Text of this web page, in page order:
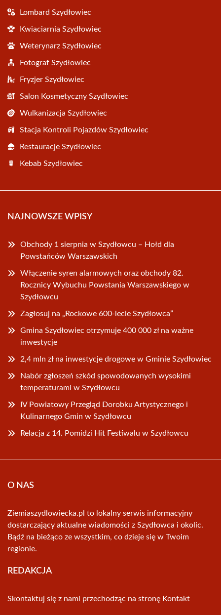
Lombard Szydłowiec
Kwiaciarnia Szydłowiec
Weterynarz Szydłowiec
Fotograf Szydłowiec
Fryzjer Szydłowiec
Salon Kosmetyczny Szydłowiec
Wulkanizacja Szydłowiec
Stacja Kontroli Pojazdów Szydłowiec
Restauracje Szydłowiec
Kebab Szydłowiec
NAJNOWSZE WPISY
Obchody 1 sierpnia w Szydłowcu – Hołd dla
Powstańców Warszawskich
Włączenie syren alarmowych oraz obchody 82.
Rocznicy Wybuchu Powstania Warszawskiego w
Szydłowcu
Zagłosuj na „Rockowe 600-lecie Szydłowca”
Gmina Szydłowiec otrzymuje 400 000 zł na ważne
inwestycje
2,4 mln zł na inwestycje drogowe w Gminie Szydłowiec
Nabór zgłoszeń szkód spowodowanych wysokimi
temperaturami w Szydłowcu
IV Powiatowy Przegląd Dorobku Artystycznego i
Kulinarnego Gmin w Szydłowcu
Relacja z 14. Pomidzi Hit Festiwalu w Szydłowcu
O NAS
Ziemiaszydlowiecka.pl to lokalny serwis informacyjny
dostarczający aktualne wiadomości z Szydłowca i okolic.
Bądź na bieżąco ze wszystkim, co dzieje się w Twoim
regionie.
REDAKCJA
Skontaktuj się z nami przechodząc na stronę Kontakt